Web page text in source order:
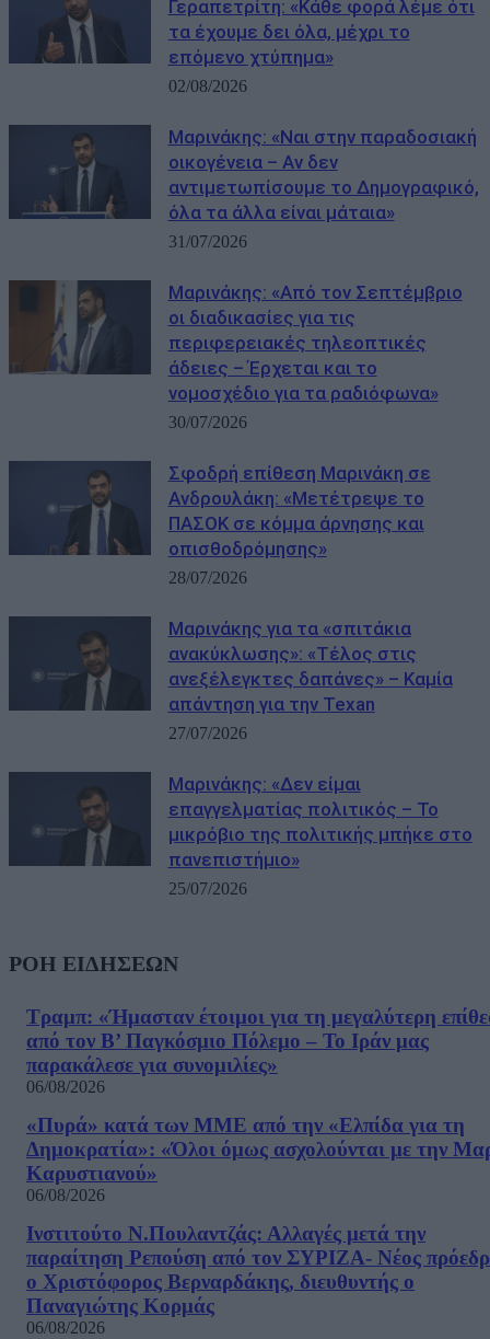
Γεραπετρίτη: «Κάθε φορά λέμε ότι
τα έχουμε δει όλα, μέχρι το
επόμενο χτύπημα»
02/08/2026
Μαρινάκης: «Ναι στην παραδοσιακή
οικογένεια – Αν δεν
αντιμετωπίσουμε το Δημογραφικό,
όλα τα άλλα είναι μάταια»
31/07/2026
Μαρινάκης: «Από τον Σεπτέμβριο
οι διαδικασίες για τις
περιφερειακές τηλεοπτικές
άδειες – Έρχεται και το
νομοσχέδιο για τα ραδιόφωνα»
30/07/2026
Σφοδρή επίθεση Μαρινάκη σε
Ανδρουλάκη: «Μετέτρεψε το
ΠΑΣΟΚ σε κόμμα άρνησης και
οπισθοδρόμησης»
28/07/2026
Μαρινάκης για τα «σπιτάκια
ανακύκλωσης»: «Τέλος στις
ανεξέλεγκτες δαπάνες» – Καμία
απάντηση για την Texan
27/07/2026
Μαρινάκης: «Δεν είμαι
επαγγελματίας πολιτικός – Το
μικρόβιο της πολιτικής μπήκε στο
πανεπιστήμιο»
25/07/2026
ΡΟΗ ΕΙΔΗΣΕΩΝ
Τραμπ: «Ήμασταν έτοιμοι για τη μεγαλύτερη
από τον Β’ Παγκόσμιο Πόλεμο – Το Ιράν μας
παρακάλεσε για συνομιλίες»
06/08/2026
«Πυρά» κατά των ΜΜΕ από την «Ελπίδα για τη
Δημοκρατία»: «Όλοι όμως ασχολούνται με την
Καρυστιανού»
06/08/2026
Ινστιτούτο Ν.Πουλαντζάς: Αλλαγές μετά την
παραίτηση Ρεπούση από τον ΣΥΡΙΖΑ- Νέος
ο Χριστόφορος Βερναρδάκης, διευθυντής ο
Παναγιώτης Κορμάς
06/08/2026